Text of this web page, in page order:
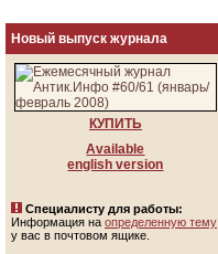
Новый выпуск журнала
КУПИТЬ
Available
english version
Специалисту для работы:
Информация на определенную тему
у вас в почтовом ящике.